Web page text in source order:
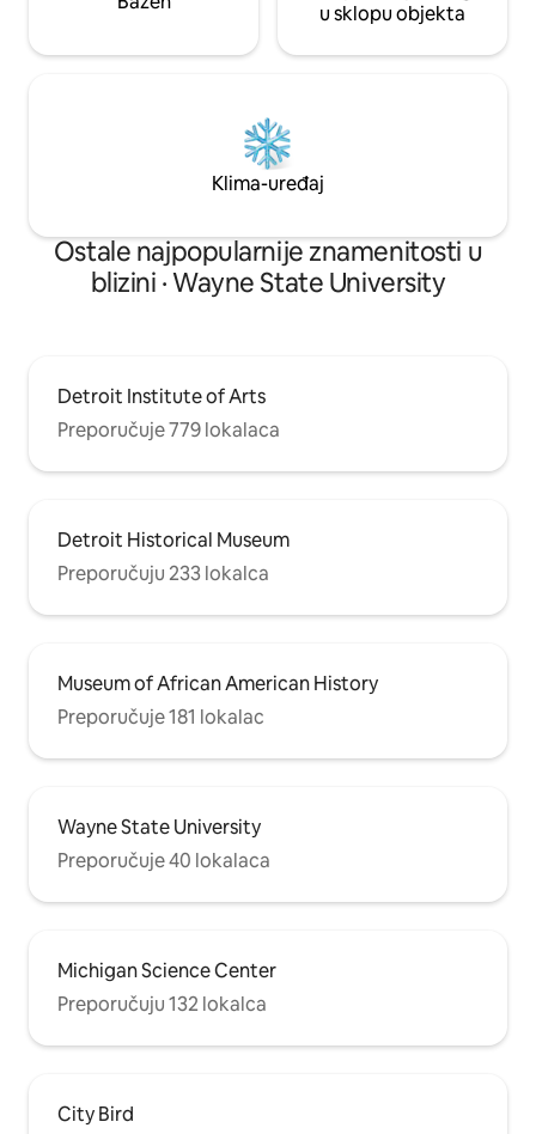
u sklopu objekta
Klima-uređaj
Ostale najpopularnije znamenitosti u
blizini · Wayne State University
Detroit Institute of Arts
Preporučuje 779 lokalaca
Detroit Historical Museum
Preporučuju 233 lokalca
Museum of African American History
Preporučuje 181 lokalac
Wayne State University
Preporučuje 40 lokalaca
Michigan Science Center
Preporučuju 132 lokalca
City Bird